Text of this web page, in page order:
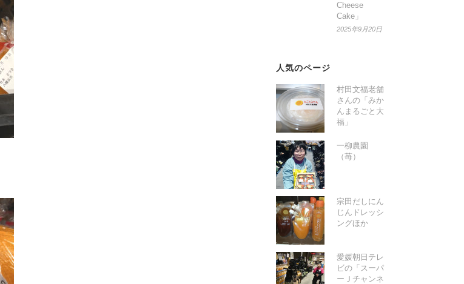
Cheese
Cake」
2025年9月20日
人気のページ
村田文福老舗
さんの「みか
んまるごと大
福」
一柳農園
（苺）
宗田だしにん
じんドレッシ
ングほか
愛媛朝日テレ
ビの「スーパ
ーＪチャンネ